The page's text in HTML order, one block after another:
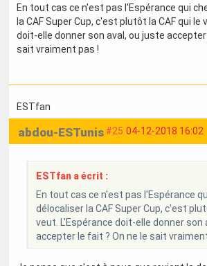
En tout cas ce n'est pas l'Espérance qui
la CAF Super Cup, c'est plutôt la CAF qui le
doit-elle donner son aval, ou juste accepter
sait vraiment pas !
ESTfan
#25 04-12-2018 16:02
abdou-ESTunis
ESTfan a écrit :
En tout cas ce n'est pas l'Espérance
délocaliser la CAF Super Cup, c'est
veut. L'Espérance doit-elle donner son
accepter le fait ? On ne le sait